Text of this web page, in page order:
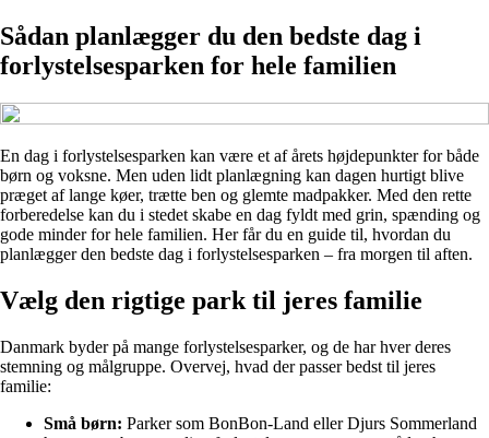
Sådan planlægger du den bedste dag i
forlystelsesparken for hele familien
En dag i forlystelsesparken kan være et af årets højdepunkter for både
børn og voksne. Men uden lidt planlægning kan dagen hurtigt blive
præget af lange køer, trætte ben og glemte madpakker. Med den rette
forberedelse kan du i stedet skabe en dag fyldt med grin, spænding og
gode minder for hele familien. Her får du en guide til, hvordan du
planlægger den bedste dag i forlystelsesparken – fra morgen til aften.
Vælg den rigtige park til jeres familie
Danmark byder på mange forlystelsesparker, og de har hver deres
stemning og målgruppe. Overvej, hvad der passer bedst til jeres
familie:
Små børn: Parker som BonBon-Land eller Djurs Sommerland